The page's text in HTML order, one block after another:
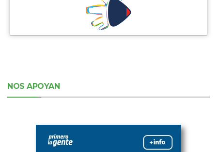
NOS APOYAN